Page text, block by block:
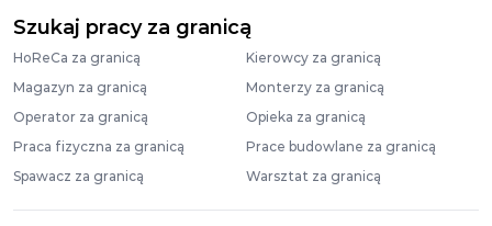
Szukaj pracy za granicą
HoReCa za granicą
Kierowcy za granicą
Magazyn za granicą
Monterzy za granicą
Operator za granicą
Opieka za granicą
Praca fizyczna za granicą
Prace budowlane za granicą
Spawacz za granicą
Warsztat za granicą